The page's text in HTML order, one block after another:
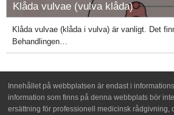
Klåda vulvae (vulva klåda)
Klåda vulvae (klåda i vulva) är vanligt. Det
Behandlingen…
Innehållet på webbplatsen är endast i
information som finns på denna webbplats bör
ersättning för professionell medicinsk rådgivning,